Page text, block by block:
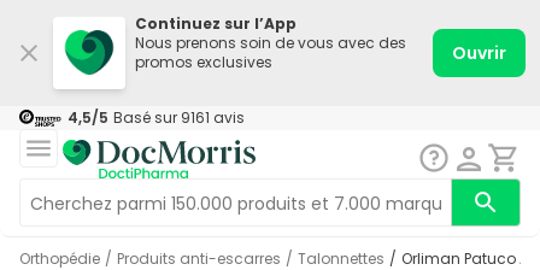
Continuez sur l’App
Nous prenons soin de vous avec des
promos exclusives
Ouvrir
4,5/5 Basé sur 9161 avis
Orthopédie / Produits anti-escarres / Talonnettes / Orliman Patuco